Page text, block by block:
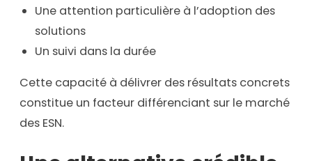
Une attention particulière à l’adoption des
solutions
Un suivi dans la durée
Cette capacité à délivrer des résultats concrets
constitue un facteur différenciant sur le marché
des ESN.